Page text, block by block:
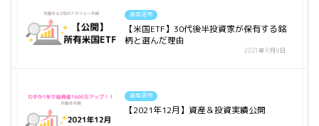
資産運用
【米国ETF】30代後半投資家が保有する銘
柄と選んだ理由
2021年8月8日
資産運用
【2021年12月】資産＆投資実績公開